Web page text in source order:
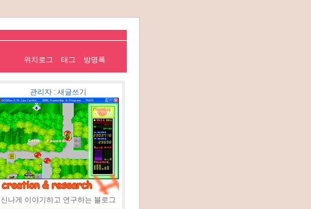
위치로그 태그 방명록
관리자: 새글쓰기
신나게 이야기하고 연구하는 블로그